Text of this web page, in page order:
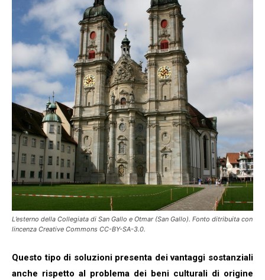
L’esterno della Collegiata di San Gallo e Otmar (San Gallo). Fonto ditribuita con
lincenza Creative Commons CC-BY-SA-3.0.
Questo tipo di soluzioni presenta dei vantaggi sostanziali
anche rispetto al problema dei beni culturali di origine